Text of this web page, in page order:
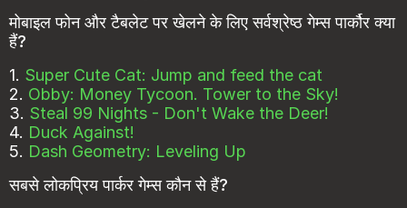
मोबाइल फोन और टैबलेट पर खेलने के लिए सर्वश्रेष्ठ गेम्स पार्कौर क्या
हैं?
1. Super Cute Cat: Jump and feed the cat
2. Obby: Money Tycoon. Tower to the Sky!
3. Steal 99 Nights - Don't Wake the Deer!
4. Duck Against!
5. Dash Geometry: Leveling Up
सबसे लोकप्रिय पार्कर गेम्स कौन से हैं?